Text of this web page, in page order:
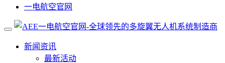
一电航空官网
新闻资讯
最新活动